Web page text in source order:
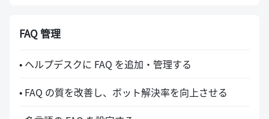
FAQ 管理
• ヘルプデスクに FAQ を追加・管理する
• FAQ の質を改善し、ボット解決率を向上させる